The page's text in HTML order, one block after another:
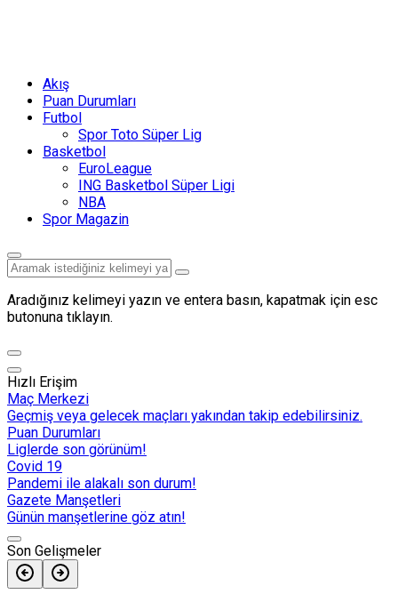
Akış
Puan Durumları
Futbol
Spor Toto Süper Lig
Basketbol
EuroLeague
ING Basketbol Süper Ligi
NBA
Spor Magazin
Aradığınız kelimeyi yazın ve entera basın, kapatmak için esc
butonuna tıklayın.
Hızlı Erişim
Maç Merkezi
Geçmiş veya gelecek maçları yakından takip edebilirsiniz.
Puan Durumları
Liglerde son görünüm!
Covid 19
Pandemi ile alakalı son durum!
Gazete Manşetleri
Günün manşetlerine göz atın!
Son Gelişmeler